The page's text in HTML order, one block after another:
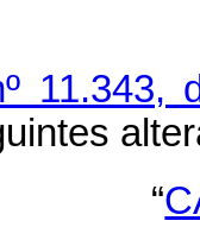
11.343,
“